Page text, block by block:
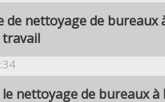
de nettoyage de bureaux
travail
nettoyage de bureaux à